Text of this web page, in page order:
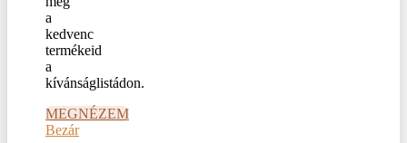
a
kedvenc
termékeid
a
kívánságlistádon.
MEGNÉZEM
Bezár